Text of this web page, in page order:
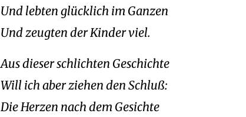
Und lebten glücklich im Ganzen
Und zeugten der Kinder viel.
Aus dieser schlichten Geschichte
Will ich aber ziehen den Schluß:
Die Herzen nach dem Gesichte